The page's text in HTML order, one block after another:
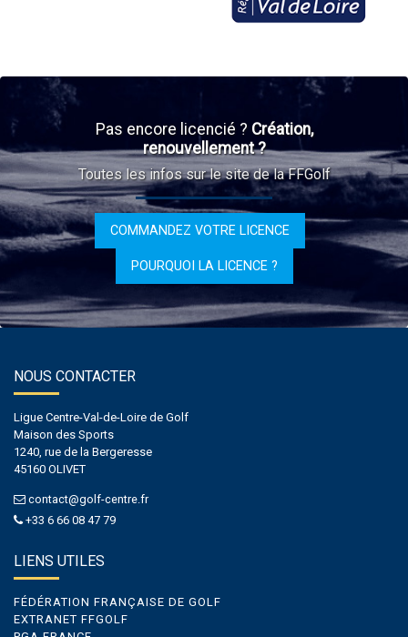
Pas encore licencié ? Création,
renouvellement ?
Toutes les infos sur le site de la FFGolf
COMMANDEZ VOTRE LICENCE
POURQUOI LA LICENCE ?
NOUS CONTACTER
Ligue Centre-Val-de-Loire de Golf
Maison des Sports
1240, rue de la Bergeresse
45160 OLIVET
contact@golf-centre.fr
+33 6 66 08 47 79
LIENS UTILES
FÉDÉRATION FRANÇAISE DE GOLF
EXTRANET FFGOLF